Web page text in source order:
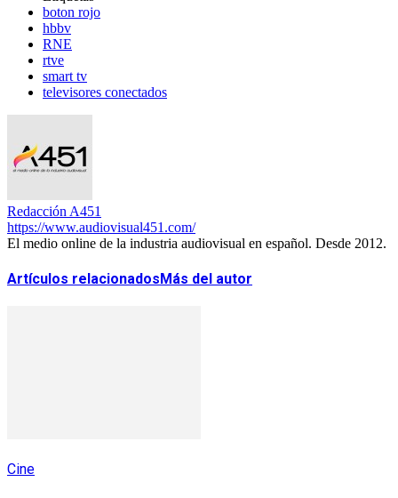
boton rojo
hbbv
RNE
rtve
smart tv
televisores conectados
Redacción A451
https://www.audiovisual451.com/
El medio online de la industria audiovisual en español. Desde 2012.
Artículos relacionadosMás del autor
Cine